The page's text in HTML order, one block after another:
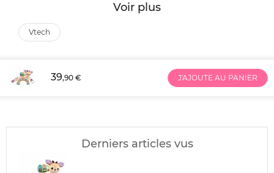
Voir plus
vtech
39,90 € J'AJOUTE AU PANIER
Derniers articles vus